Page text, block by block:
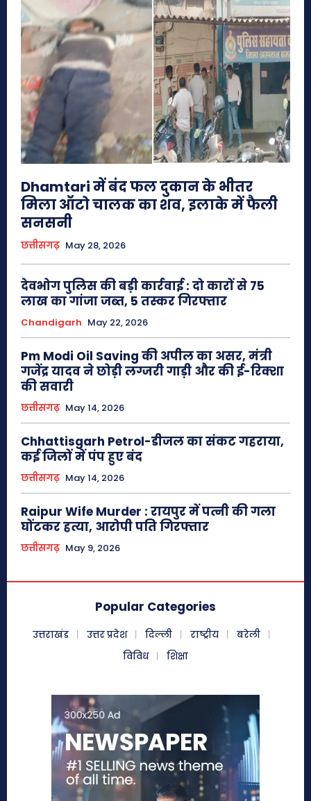
Dhamtari में बंद फल दुकान के भीतर
मिला ऑटो चालक का शव, इलाके में फैली
सनसनी
छत्तीसगढ़ May 28, 2026
देवभोग पुलिस की बड़ी कार्रवाई : दो कारों से 75
लाख का गांजा जब्त, 5 तस्कर गिरफ्तार
Chandigarh May 22, 2026
Pm Modi Oil Saving की अपील का असर, मंत्री
गजेंद्र यादव ने छोड़ी लग्जरी गाड़ी और की ई-रिक्शा
की सवारी
छत्तीसगढ़ May 14, 2026
Chhattisgarh Petrol-डीजल का संकट गहराया,
कई जिलों में पंप हुए बंद
छत्तीसगढ़ May 14, 2026
Raipur Wife Murder : रायपुर में पत्नी की गला
घोंटकर हत्या, आरोपी पति गिरफ्तार
छत्तीसगढ़ May 9, 2026
Popular Categories
उत्तराखंड उत्तर प्रदेश दिल्ली राष्ट्रीय
बरेली
विविध
शिक्षा